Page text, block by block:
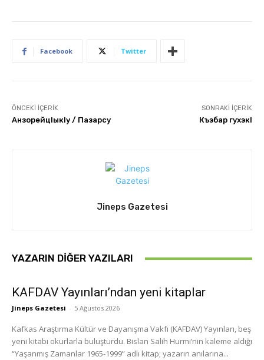
Facebook Twitter
ÖNCEKI İÇERIK
АнзорейцІыкІу / Пазарсу
SONRAKI İÇERIK
Къэбар гухэкI
Jineps Gazetesi
YAZARIN DIĞER YAZILARI
KAFDAV Yayınları’ndan yeni kitaplar
Jineps Gazetesi - 5 Ağustos 2026
Kafkas Araştırma Kültür ve Dayanışma Vakfı (KAFDAV) Yayınları, beş
yeni kitabı okurlarla buluşturdu. Bislan Salih Hurmi’nin kaleme aldığı
“Yaşanmış Zamanlar 1965-1999” adlı kitap; yazarın anılarına...